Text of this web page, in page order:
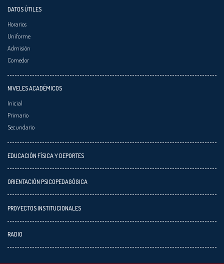
DATOS ÚTILES
Horarios
Uniforme
Admisión
Comedor
NIVELES ACADÉMICOS
Inicial
Primario
Secundario
EDUCACIÓN FÍSICA Y DEPORTES
ORIENTACIÓN PSICOPEDAGÓGICA
PROYECTOS INSTITUCIONALES
RADIO